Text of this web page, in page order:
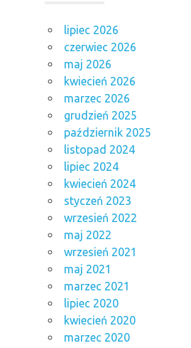
lipiec 2026
czerwiec 2026
maj 2026
kwiecień 2026
marzec 2026
grudzień 2025
październik 2025
listopad 2024
lipiec 2024
kwiecień 2024
styczeń 2023
wrzesień 2022
maj 2022
wrzesień 2021
maj 2021
marzec 2021
lipiec 2020
kwiecień 2020
marzec 2020